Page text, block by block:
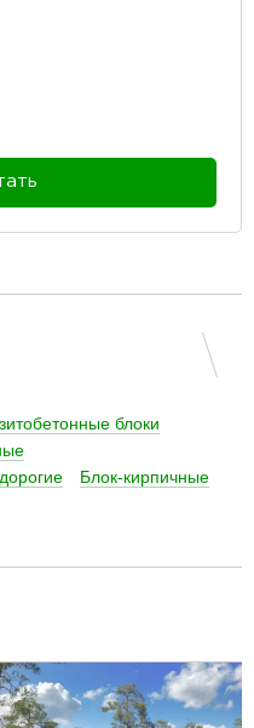
блоки
Блок-кирпичные